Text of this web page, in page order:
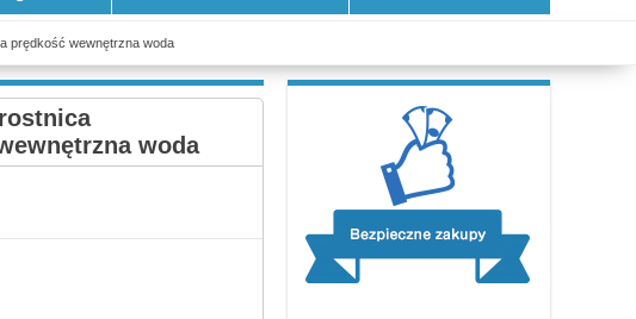
prędkość wewnętrzna woda
woda